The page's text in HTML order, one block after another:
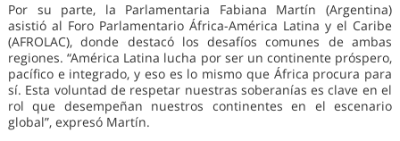
Por su parte, la Parlamentaria Fabiana Martín (Argentina)
asistió al Foro Parlamentario África-América Latina y el Caribe
(AFROLAC), donde destacó los desafíos comunes de ambas
regiones. “América Latina lucha por ser un continente próspero,
pacífico e integrado, y eso es lo mismo que África procura para
sí. Esta voluntad de respetar nuestras soberanías es clave en el
rol que desempeñan nuestros continentes en el escenario
global”, expresó Martín.